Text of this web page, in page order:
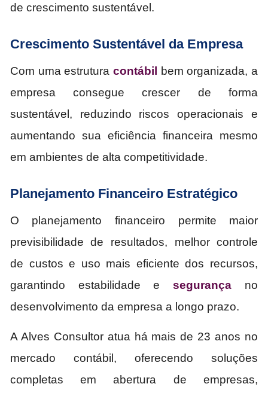
de crescimento sustentável.
Crescimento Sustentável da Empresa
Com uma estrutura contábil bem organizada, a
empresa consegue crescer de forma
sustentável, reduzindo riscos operacionais e
aumentando sua eficiência financeira mesmo
em ambientes de alta competitividade.
Planejamento Financeiro Estratégico
O planejamento financeiro permite maior
previsibilidade de resultados, melhor controle
de custos e uso mais eficiente dos recursos,
garantindo estabilidade esegurança no
desenvolvimento da empresa a longo prazo.
A Alves Consultor atua há mais de 23 anos no
mercado contábil, oferecendo soluções
completas em abertura de empresas,